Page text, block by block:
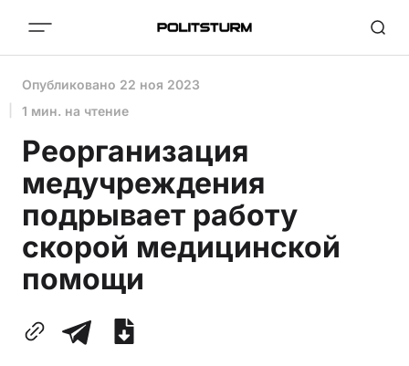
Опубликовано 22 ноя 2023
1 мин. на чтение
Реорганизация
медучреждения
подрывает работу
скорой медицинской
помощи